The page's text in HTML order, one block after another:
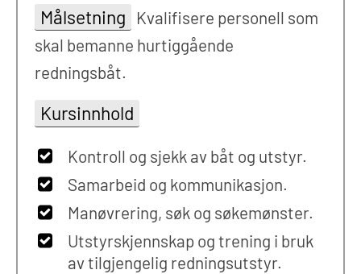
Målsetning
Kvalifisere personell som
skal bemanne hurtiggående
redningsbåt.
Kursinnhold
Kontroll og sjekk av båt og utstyr.
Samarbeid og kommunikasjon.
Manøvrering, søk og søkemønster.
Utstyrskjennskap og trening i bruk
av tilgjengelig redningsutstyr.